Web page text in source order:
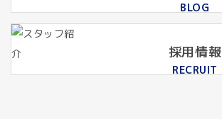
BLOG
採用情報
RECRUIT